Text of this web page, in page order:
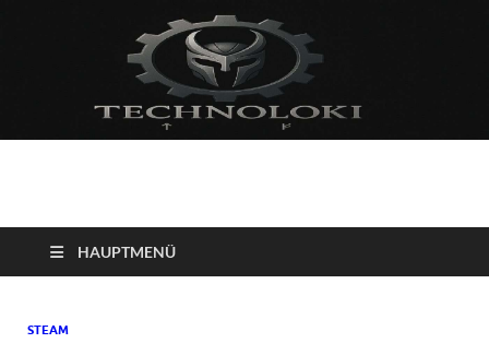
Technoloki: Gaming
und Entertainment
News
Blockbuster, Indie-Perlen und Retro-Klassiker.
HAUPTMENÜ
STEAM